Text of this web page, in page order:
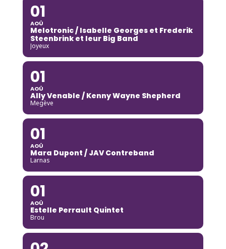
01
AOÛ
Melotronic / Isabelle Georges et Frederik
Steenbrink et leur Big Band
Joyeux
01
AOÛ
Ally Venable / Kenny Wayne Shepherd
Megève
01
AOÛ
Mara Dupont / JAV Contreband
Larnas
01
AOÛ
Estelle Perrault Quintet
Brou